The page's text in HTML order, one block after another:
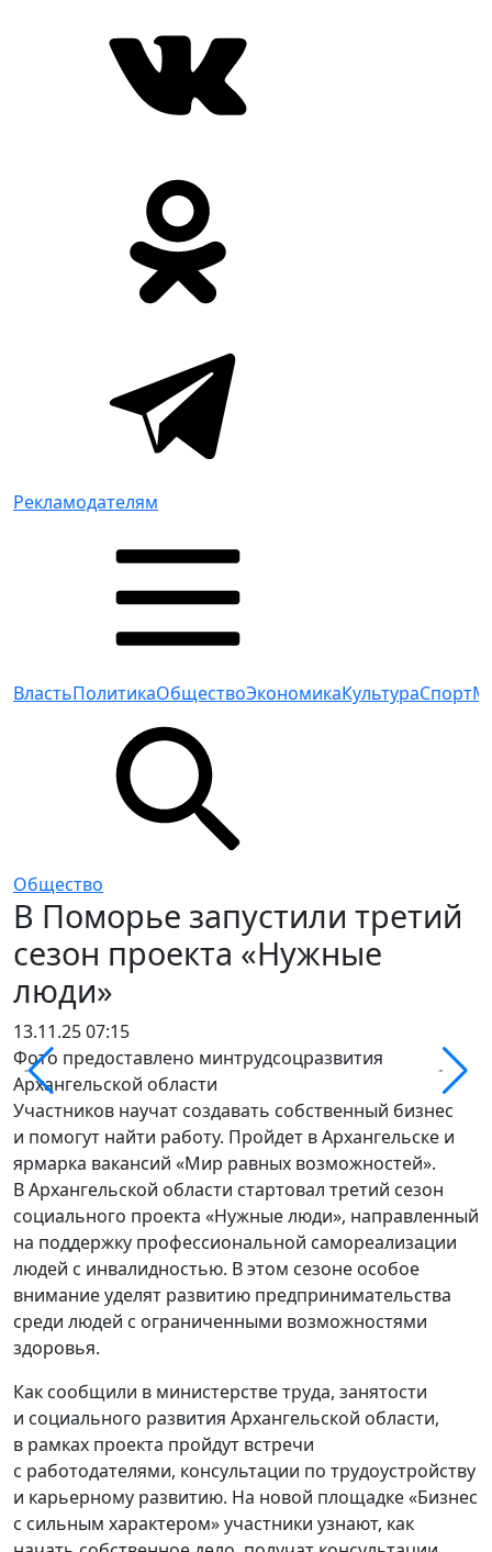
Рекламодателям
ВластьПолитикаОбществоЭкономикаКультураСпорт
Общество
В Поморье запустили третий
сезон проекта «Нужные
люди»
13.11.25 07:15
Фото предоставлено минтрудсоцразвития
Архангельской области
Участников научат создавать собственный бизнес
и помогут найти работу. Пройдет в Архангельске и
ярмарка вакансий «Мир равных возможностей».
В Архангельской области стартовал третий сезон
социального проекта «Нужные люди», направленный
на поддержку профессиональной самореализации
людей с инвалидностью. В этом сезоне особое
внимание уделят развитию предпринимательства
среди людей с ограниченными возможностями
здоровья.
Как сообщили в министерстве труда, занятости
и социального развития Архангельской области,
в рамках проекта пройдут встречи
с работодателями, консультации по трудоустройству
и карьерному развитию. На новой площадке «Бизнес
с сильным характером» участники узнают, как